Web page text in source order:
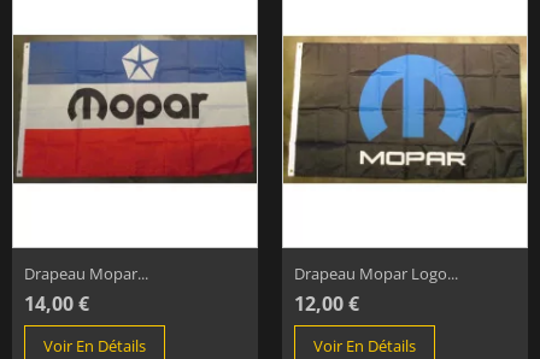
Drapeau Mopar...
14,00 €
Voir En Détails
Drapeau Mopar Logo...
12,00 €
Voir En Détails